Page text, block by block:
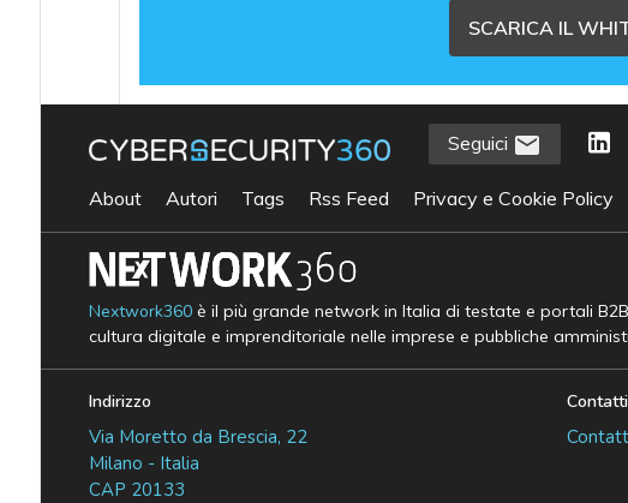
SCARICA IL
Seguici
About Autori Tags Rss Feed Privacy e Cookie Policy
Nextwork360è il più grande network in Italia di testate e portali
cultura digitale e imprenditoriale nelle imprese e pubbliche
Indirizzo
Via Moretto da Brescia, 22
Milano - Italia
CAP 20133
Contatti